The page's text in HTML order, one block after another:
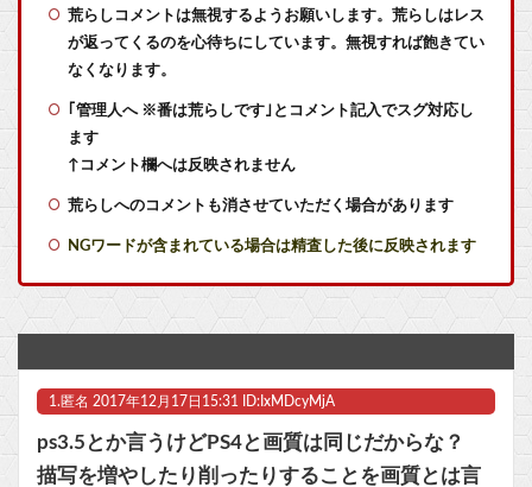
週刊少年ジャンプさん ついに100万部を割ってしまう
【悲報】ポケポケ、1年で1600万人が引退・・・
ちいかわ、モモンガが死ぬとかいうアホな考察
【東方】怨霊にナメられてるこいしちゃん可愛いよね
【決算】任天堂、純利益54%増！『トモダチコレクション わくわく生活』が約800万本売れていたｗｗｗｗｗｗ
【悲報】漫画『ナナとカオル』作者、大腸がんステージ4
荒らしコメントは無視するようお願いします。荒らしはレス
が返ってくるのを心待ちにしています。無視すれば飽きてい
なくなります。
｢管理人へ ※番は荒らしです｣とコメント記入でスグ対応し
ます
↑コメント欄へは反映されません
荒らしへのコメントも消させていただく場合があります
NGワードが含まれている場合は精査した後に反映されます
1. 匿名 2017年12月17日15:31 ID:IxMDcyMjA
ps3.5とか言うけどPS4と画質は同じだからな？
描写を増やしたり削ったりすることを画質とは言